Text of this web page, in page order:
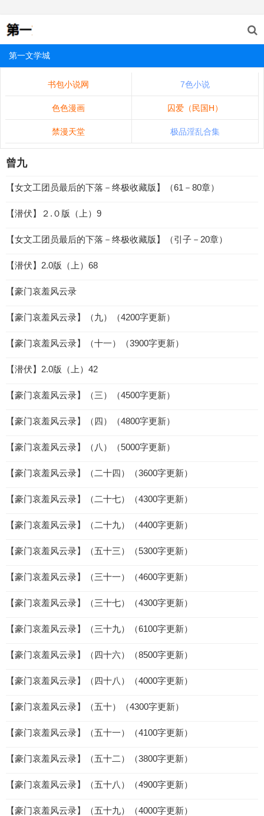
第一文学城
书包小说网 7色小说
色色漫画 囚爱（民国H）
禁漫天堂 极品淫乱合集
曾九
【女文工团员最后的下落－终极收藏版】（61－80章）
【潜伏】２.０版（上）9
【女文工团员最后的下落－终极收藏版】（引子－20章）
【潜伏】2.0版（上）68
【豪门哀羞风云录
【豪门哀羞风云录】（九）（4200字更新）
【豪门哀羞风云录】（十一）（3900字更新）
【潜伏】2.0版（上）42
【豪门哀羞风云录】（三）（4500字更新）
【豪门哀羞风云录】（四）（4800字更新）
【豪门哀羞风云录】（八）（5000字更新）
【豪门哀羞风云录】（二十四）（3600字更新）
【豪门哀羞风云录】（二十七）（4300字更新）
【豪门哀羞风云录】（二十九）（4400字更新）
【豪门哀羞风云录】（五十三）（5300字更新）
【豪门哀羞风云录】（三十一）（4600字更新）
【豪门哀羞风云录】（三十七）（4300字更新）
【豪门哀羞风云录】（三十九）（6100字更新）
【豪门哀羞风云录】（四十六）（8500字更新）
【豪门哀羞风云录】（四十八）（4000字更新）
【豪门哀羞风云录】（五十）（4300字更新）
【豪门哀羞风云录】（五十一）（4100字更新）
【豪门哀羞风云录】（五十二）（3800字更新）
【豪门哀羞风云录】（五十八）（4900字更新）
【豪门哀羞风云录】（五十九）（4000字更新）